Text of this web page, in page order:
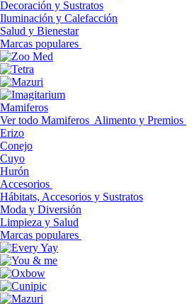
Decoración y Sustratos
Iluminación y Calefacción
Salud y Bienestar
Marcas populares
Mamiferos
Ver todo Mamiferos Alimento y Premios
Erizo
Conejo
Cuyo
Hurón
Accesorios
Hábitats, Accesorios y Sustratos
Moda y Diversión
Limpieza y Salud
Marcas populares